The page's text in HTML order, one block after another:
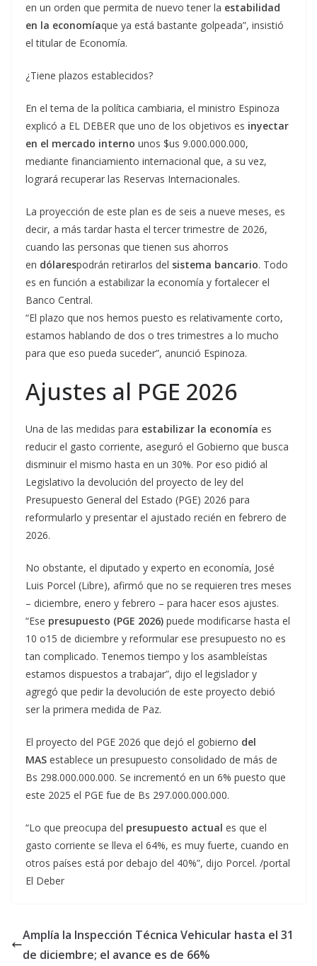
en un orden que permita de nuevo tener la estabilidad
en la economíaque ya está bastante golpeada”, insistió
el titular de Economía.
¿Tiene plazos establecidos?
En el tema de la política cambiaria, el ministro Espinoza
explicó a EL DEBER que uno de los objetivos es inyectar
en el mercado interno unos $us 9.000.000.000,
mediante financiamiento internacional que, a su vez,
logrará recuperar las Reservas Internacionales.
La proyección de este plan es de seis a nueve meses, es
decir, a más tardar hasta el tercer trimestre de 2026,
cuando las personas que tienen sus ahorros
en dólarespodrán retirarlos del sistema bancario. Todo
es en función a estabilizar la economía y fortalecer el
Banco Central.
“El plazo que nos hemos puesto es relativamente corto,
estamos hablando de dos o tres trimestres a lo mucho
para que eso pueda suceder”, anunció Espinoza.
Ajustes al PGE 2026
Una de las medidas para estabilizar la economía es
reducir el gasto corriente, aseguró el Gobierno que busca
disminuir el mismo hasta en un 30%. Por eso pidió al
Legislativo la devolución del proyecto de ley del
Presupuesto General del Estado (PGE) 2026 para
reformularlo y presentar el ajustado recién en febrero de
2026.
No obstante, el diputado y experto en economía, José
Luis Porcel (Libre), afirmó que no se requieren tres meses
– diciembre, enero y febrero – para hacer esos ajustes.
“Ese presupuesto (PGE 2026) puede modificarse hasta el
10 o15 de diciembre y reformular ese presupuesto no es
tan complicado. Tenemos tiempo y los asambleístas
estamos dispuestos a trabajar”, dijo el legislador y
agregó que pedir la devolución de este proyecto debió
ser la primera medida de Paz.
El proyecto del PGE 2026 que dejó el gobierno del
MAS establece un presupuesto consolidado de más de
Bs 298.000.000.000. Se incrementó en un 6% puesto que
este 2025 el PGE fue de Bs 297.000.000.000.
“Lo que preocupa del presupuesto actual es que el
gasto corriente se lleva el 64%, es muy fuerte, cuando en
otros países está por debajo del 40%”, dijo Porcel. /portal
El Deber
Amplía la Inspección Técnica Vehicular hasta el 31
de diciembre; el avance es de 66%